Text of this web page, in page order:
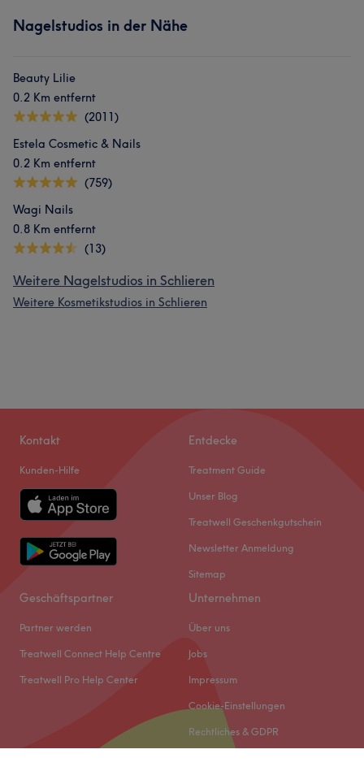
Nagelstudios in der Nähe
Beauty Lilie
0.2 Km entfernt
(2011)
Estela Cosmetic & Nails
0.2 Km entfernt
(759)
Wagi Nails
0.8 Km entfernt
(13)
Weitere Nagelstudios in Schlieren
Weitere Kosmetikstudios in Schlieren
Kontakt
Kunden-Hilfe
Entdecke
Treatment Guide
Unser Blog
Treatwell Geschenkgutschein
Newsletter Anmeldung
Sitemap
Geschäftspartner
Partner werden
Treatwell Connect Help Centre
Treatwell Pro Help Center
Unternehmen
Über uns
Jobs
Impressum
Cookie-Einstellungen
Rechtliches & GDPR